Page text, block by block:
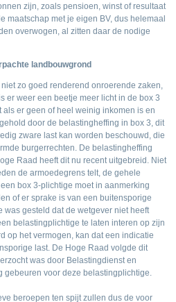
zijn, zoals pensioen, winst of resultaat
maatschap met je eigen BV, dus helemaal
overwogen, al zitten daar de nodige
landbouwgrond
zo goed renderend onroerende zaken,
er weer een beetje meer licht in de box 3
er geen of heel weinig inkomen is en
door de belastingheffing in box 3, dit
zware last kan worden beschouwd, die
burgerrechten. De belastingheffing
Raad heeft dit nu recent uitgebreid. Niet
de armoedegrens telt, de gehele
box 3-plichtige moet in aanmerking
of er sprake is van een buitensporige
was gesteld dat de wetgever niet heeft
belastingplichtige te laten interen op zijn
op het vermogen, kan dat een indicatie
last. De Hoge Raad volgde dit
was door Belastingdienst en
gebeuren voor deze belastingplichtige.
beroepen ten spijt zullen dus de voor